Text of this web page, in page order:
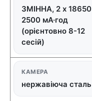
ЗМІННА, 2 x 18650
2500 мА·год
(орієнтовно 8-12
сесій)
КАМЕРА
нержавіюча сталь